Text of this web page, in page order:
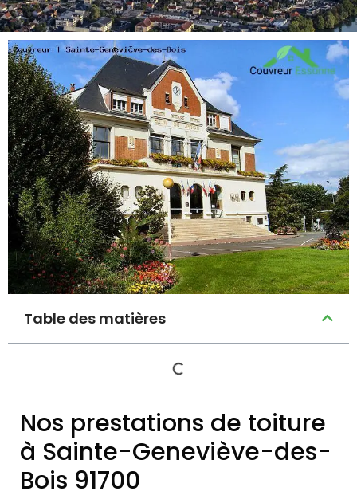
Table des matières
Nos prestations de toiture
à Sainte-Geneviève-des-
Bois 91700